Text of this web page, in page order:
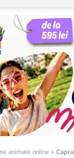
animate online »